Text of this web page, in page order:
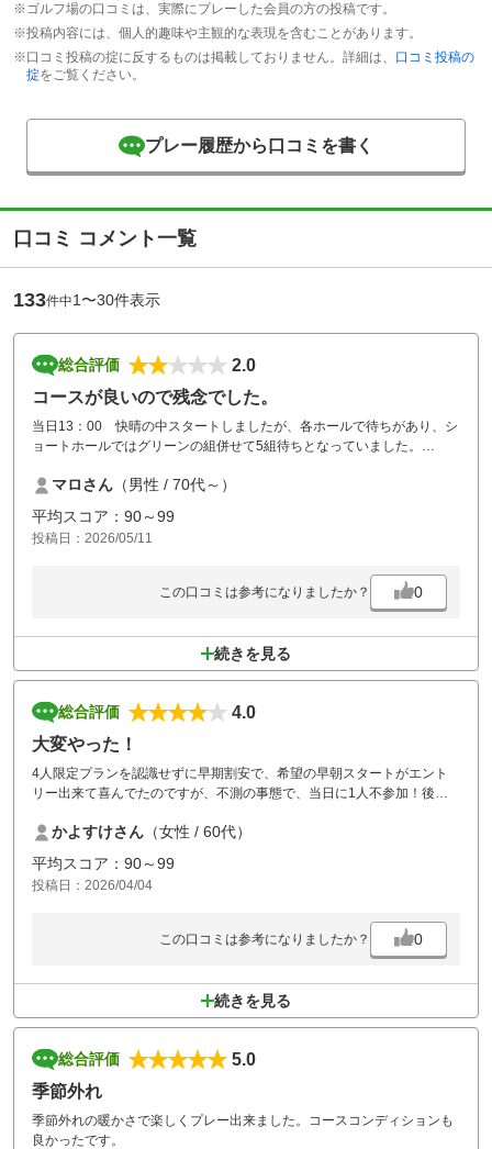
※ゴルフ場の口コミは、実際にプレーした会員の方の投稿です。
※投稿内容には、個人的趣味や主観的な表現を含むことがあります。
※口コミ投稿の掟に反するものは掲載しておりません。詳細は、 口コミ投稿の
掟をご覧ください。
プレー履歴から口コミを書く
口コミ コメント一覧
133件中1〜30件表示
総合評価
2.0
コースが良いので残念でした。
当日13：00 快晴の中スタートしましたが、各ホールで待ちがあり、シ
ョートホールではグリーンの組併せて5組待ちとなっていました。
した。
このまま1ラウンド終わりが19：00過ぎと予想し、後半は断念致しまし
た。
コースは大変手入れされており、いいコースと思いました。
マロさん （男性 / 70代～）
平均スコア：90～99
投稿日：2026/05/11
この口コミは参考になりましたか？ 0
続きを見る
総合評価
4.0
大変やった！
4人限定プランを認識せずに早期割安で、希望の早朝スタートがエント
リー出来て喜んでたのですが、不測の事態で、当日に1人不参加！後の
天気もよく楽しいラウンドのはずがバタバタと連絡電話の対応しながら
で、大変やった。
気を取り直して午後から天気やコースを楽しむラウンドに切り替えた。
ゴルフだけの楽しみラウンドにリベンジしなくちゃ！
かよすけさん （女性 / 60代）
平均スコア：90～99
投稿日：2026/04/04
この口コミは参考になりましたか？ 0
続きを見る
総合評価
5.0
季節外れ
季節外れの暖かさで楽しくプレー出来ました。コースコンディションも
良かったです。